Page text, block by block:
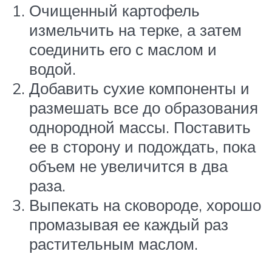
Очищенный картофель
измельчить на терке, а затем
соединить его с маслом и
водой.
Добавить сухие компоненты и
размешать все до образования
однородной массы. Поставить
ее в сторону и подождать, пока
объем не увеличится в два
раза.
Выпекать на сковороде, хорошо
промазывая ее каждый раз
растительным маслом.